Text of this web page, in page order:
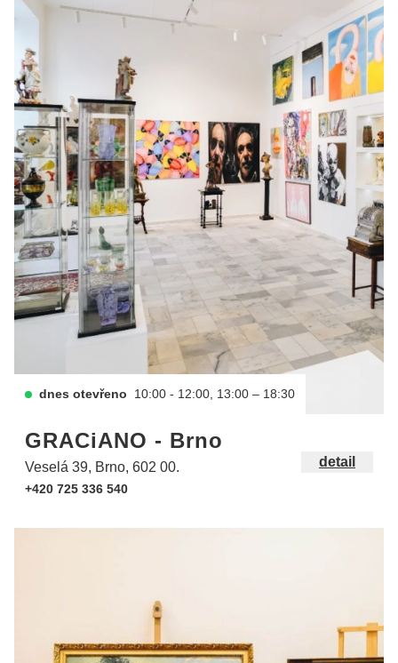
dnes otevřeno 10:00 - 12:00, 13:00 – 18:30
GRACiANO - Brno
Veselá 39, Brno, 602 00.
+420 725 336 540
detail